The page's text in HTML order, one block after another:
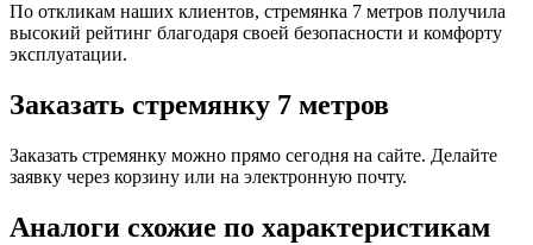
По откликам наших клиентов, стремянка 7 метров получила
высокий рейтинг благодаря своей безопасности и комфорту
эксплуатации.
Заказать стремянку 7 метров
Заказать стремянку можно прямо сегодня на сайте. Делайте
заявку через корзину или на электронную почту.
Аналоги схожие по характеристикам